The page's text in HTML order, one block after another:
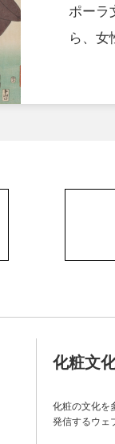
ポーラ
ら、女
化粧文
化粧の文化を
発信するウェ